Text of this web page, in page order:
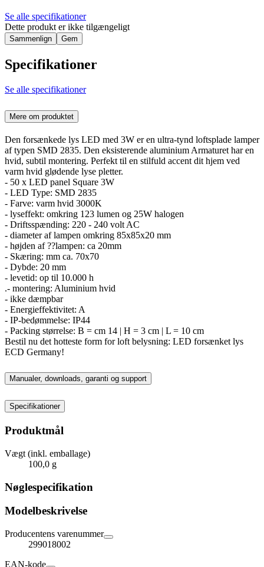
Se alle specifikationer
Dette produkt er ikke tilgængeligt
Sammenlign Gem
Specifikationer
Se alle specifikationer
Mere om produktet
Den forsænkede lys LED med 3W er en ultra-tynd loftsplade lamper
af typen SMD 2835. Den eksisterende aluminium Armaturet har en
hvid, subtil montering. Perfekt til en stilfuld accent dit hjem ved
varm hvid glødende lyse pletter.
- 50 x LED panel Square 3W
- LED Type: SMD 2835
- Farve: varm hvid 3000K
- lyseffekt: omkring 123 lumen og 25W halogen
- Driftsspænding: 220 - 240 volt AC
- diameter af lampen omkring 85x85x20 mm
- højden af ??lampen: ca 20mm
- Skæring: mm ca. 70x70
- Dybde: 20 mm
- levetid: op til 10.000 h
.- montering: Aluminium hvid
- ikke dæmpbar
- Energieffektivitet: A
- IP-bedømmelse: IP44
- Packing størrelse: B = cm 14 | H = 3 cm | L = 10 cm
Bestil nu det hotteste form for loft belysning: LED forsænket lys
ECD Germany!
Manualer, downloads, garanti og support
Specifikationer
Produktmål
Vægt (inkl. emballage)
100,0 g
Nøglespecifikation
Modelbeskrivelse
Producentens varenummer
299018002
EAN-kode